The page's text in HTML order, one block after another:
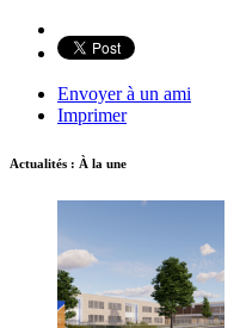
Envoyer à un ami
Imprimer
Actualités : À la une